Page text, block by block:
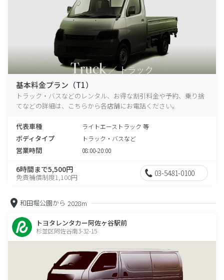
基本料金プラン（T1）
トラック・バスなどのレンタル、お得な割引料金や予約、乗り捨
てなどの詳細は、こちらから各店舗にお電話ください。
代表車種 ライトエーストラック 等
ボディタイプ トラック・バスなど
営業時間 08:00-20:00
6時間まで5,500円
免責補償制度1,100円 03-5481-0100
和田堀公園から 2028m
トヨタレンタカー阿佐ヶ谷駅前
杉並区阿佐谷南3-32-15